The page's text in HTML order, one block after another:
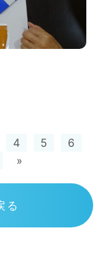
4 5
6
»
る